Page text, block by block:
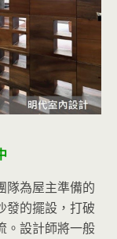
隊為屋主準備的
發的擺設，打破
。設計師將一般